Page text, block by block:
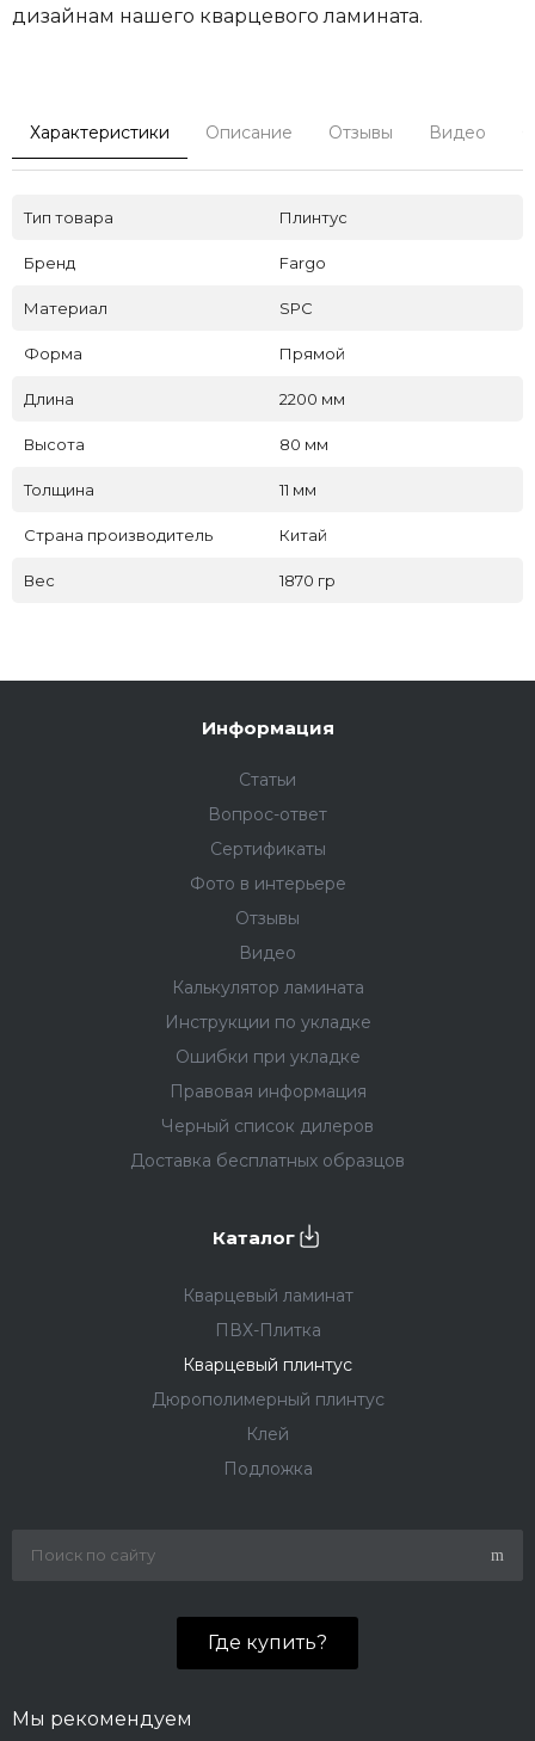
дизайнам нашего кварцевого ламината.
Характеристики Описание Отзывы Видео
Тип товара Плинтус
Бренд Fargo
Материал SPC
Форма Прямой
Длина 2200 мм
Высота 80 мм
Толщина 11 мм
Страна производитель Китай
Вес 1870 гр
Информация
Статьи
Вопрос-ответ
Сертификаты
Фото в интерьере
Отзывы
Видео
Калькулятор ламината
Инструкции по укладке
Ошибки при укладке
Правовая информация
Черный список дилеров
Доставка бесплатных образцов
Каталог
Кварцевый ламинат
ПВХ-Плитка
Кварцевый плинтус
Дюрополимерный плинтус
Клей
Подложка
Где купить?
Мы рекомендуем